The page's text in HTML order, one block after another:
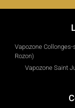
Vapozone
Rozon)
Vapozone Saint